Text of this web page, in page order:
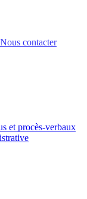
et procès-verbaux